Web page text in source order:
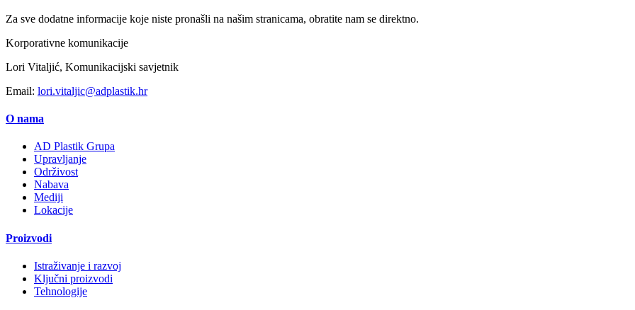
Za sve dodatne informacije koje niste pronašli na našim stranicama, obratite nam se direktno.
Korporativne komunikacije
Lori Vitaljić, Komunikacijski savjetnik
Email: lori.vitaljic@adplastik.hr
O nama
AD Plastik Grupa
Upravljanje
Održivost
Nabava
Mediji
Lokacije
Proizvodi
Istraživanje i razvoj
Ključni proizvodi
Tehnologije